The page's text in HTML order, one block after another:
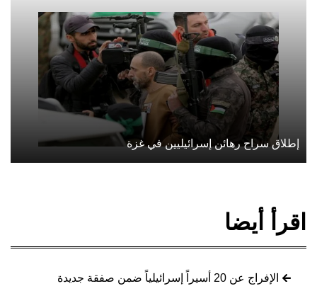
إطلاق سراح رهائن إسرائيليين في غزة
اقرأ أيضا
الإفراج عن 20 أسيراً إسرائيلياً ضمن صفقة جديدة